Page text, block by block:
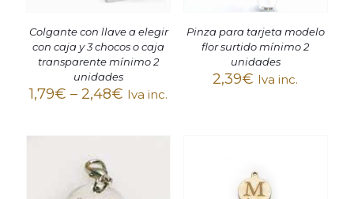
Colgante con llave a elegir
con caja y 3 chocos o caja
transparente mínimo 2
unidades
1,79€ –2,48€ Iva inc.
Pinza para tarjeta modelo
flor surtido mínimo 2
unidades
2,39€ Iva inc.